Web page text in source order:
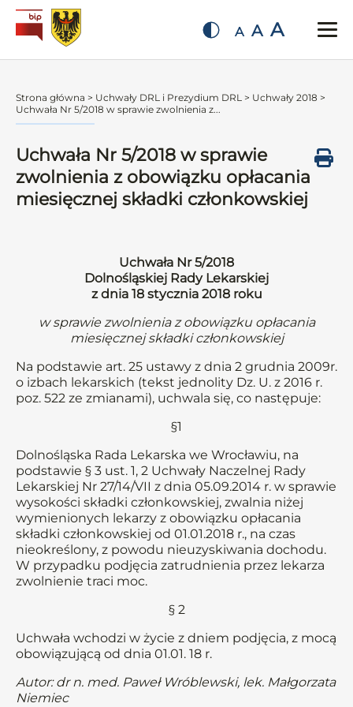
A A A
Strona główna > Uchwały DRL i Prezydium DRL > Uchwały 2018 >
Uchwała Nr 5/2018 w sprawie zwolnienia z...
Uchwała Nr 5/2018 w sprawie
zwolnienia z obowiązku opłacania
miesięcznej składki członkowskiej
Uchwała Nr 5/2018
Dolnośląskiej Rady Lekarskiej
z dnia 18 stycznia 2018 roku
w sprawie zwolnienia z obowiązku opłacania
miesięcznej składki członkowskiej
Na podstawie art. 25 ustawy z dnia 2 grudnia 2009r.
o izbach lekarskich (tekst jednolity Dz. U. z 2016 r.
poz. 522 ze zmianami), uchwala się, co następuje:
§1
Dolnośląska Rada Lekarska we Wrocławiu, na
podstawie § 3 ust. 1, 2 Uchwały Naczelnej Rady
Lekarskiej Nr 27/14/VII z dnia 05.09.2014 r. w sprawie
wysokości składki członkowskiej, zwalnia niżej
wymienionych lekarzy z obowiązku opłacania
składki członkowskiej od 01.01.2018 r., na czas
nieokreślony, z powodu nieuzyskiwania dochodu.
W przypadku podjęcia zatrudnienia przez lekarza
zwolnienie traci moc.
§ 2
Uchwała wchodzi w życie z dniem podjęcia, z mocą
obowiązującą od dnia 01.01. 18 r.
Autor: dr n. med. Paweł Wróblewski, lek. Małgorzata
Niemiec